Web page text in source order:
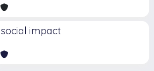
social impact